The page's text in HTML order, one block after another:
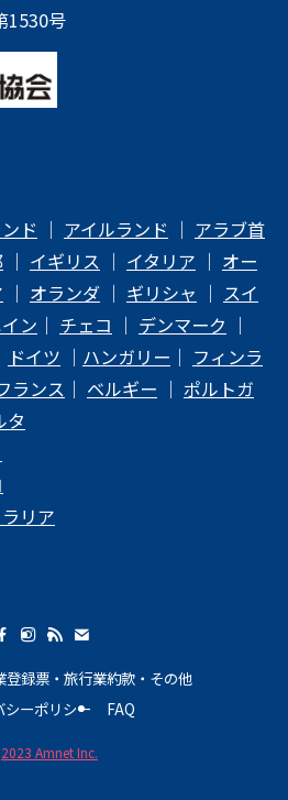
1530号
ド ｜ アイルランド ｜ アラブ首
｜ イギリス ｜ イタリア ｜ オー
｜ オランダ｜ ギリシャ ｜ スイ
ン ｜ チェコ ｜ デンマーク ｜
ドイツ ｜ ハンガリー ｜ フィンラ
ランス ｜ ベルギー ｜ ポルトガ
タ
リア
登録票・旅行業約款・その他
シーポリシー
FAQ
2023 Amnet Inc.